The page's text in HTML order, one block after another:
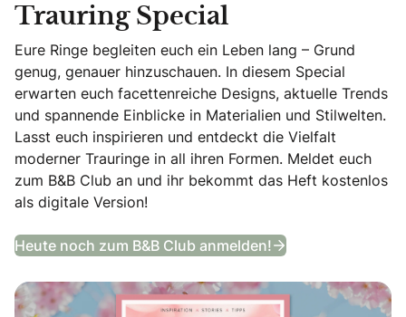
Trauring Special
Eure Ringe begleiten euch ein Leben lang – Grund
genug, genauer hinzuschauen. In diesem Special
erwarten euch facettenreiche Designs, aktuelle Trends
und spannende Einblicke in Materialien und Stilwelten.
Lasst euch inspirieren und entdeckt die Vielfalt
moderner Trauringe in all ihren Formen. Meldet euch
zum B&B Club an und ihr bekommt das Heft kostenlos
als digitale Version!
Heute noch zum B&B Club anmelden! Trauring Special